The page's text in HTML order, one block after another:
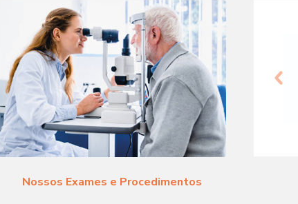
Nossos Exames e Procedimentos